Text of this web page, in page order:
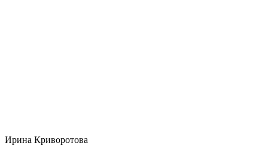
Ирина Криворотова